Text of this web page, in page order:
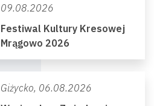
09.08.2026
Festiwal Kultury Kresowej
Mrągowo 2026
Giżycko, 06.08.2026